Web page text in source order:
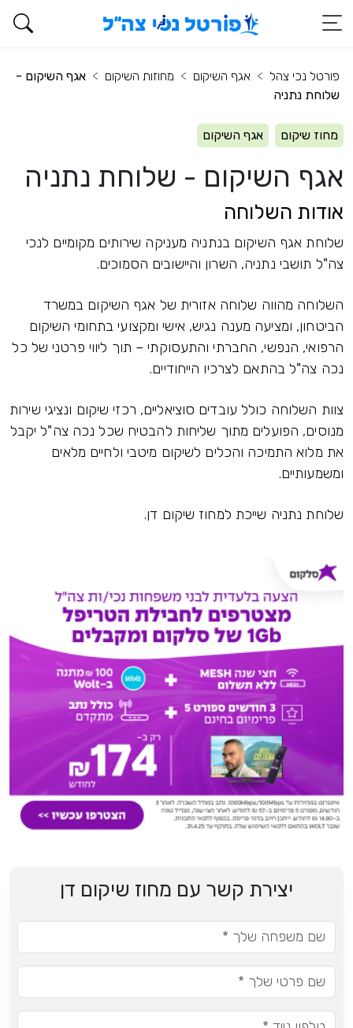
פורטל נכי צהל אגף השיקום מחוזות השיקום
אגף השיקום -
שלוחת נתניה
מחוז שיקום אגף השיקום
אגף השיקום - שלוחת נתניה
אודות השלוחה
שלוחת אגף השיקום בנתניה מעניקה שירותים מקומיים לנכי
צה"ל תושבי נתניה, השרון והיישובים הסמוכים.
השלוחה מהווה שלוחה אזורית של אגף השיקום במשרד
הביטחון, ומציעה מענה נגיש, אישי ומקצועי בתחומי השיקום
הרפואי, הנפשי, החברתי והתעסוקתי – תוך ליווי פרטני של כל
נכה צה"ל בהתאם לצרכיו הייחודיים.
צוות השלוחה כולל עובדים סוציאליים, רכזי שיקום ונציגי שירות
מנוסים, הפועלים מתוך שליחות להבטיח שכל נכה צה"ל יקבל
את מלוא התמיכה והכלים לשיקום מיטבי ולחיים מלאים
ומשמעותיים.
שלוחת נתניה שייכת למחוז שיקום דן.
יצירת קשר עם מחוז שיקום דן